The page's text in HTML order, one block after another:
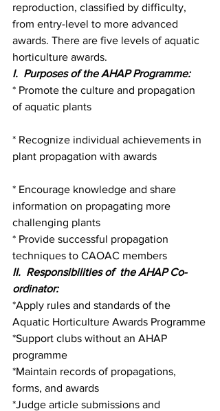
reproduction, classified by difficulty,
from entry-level to more advanced
awards. There are five levels of aquatic
horticulture awards.
I.  Purposes of the AHAP Programme:
* Promote the culture and propagation
of aquatic plants
* Recognize individual achievements in
plant propagation with awards
* Encourage knowledge and share
information on propagating more
challenging plants
* Provide successful propagation
techniques to CAOAC members
II.  Responsibilities of  the AHAP Co-
ordinator:
*Apply rules and standards of the
Aquatic Horticulture Awards Programme
*Support clubs without an AHAP
programme
*Maintain records of propagations,
forms, and awards
*Judge article submissions and